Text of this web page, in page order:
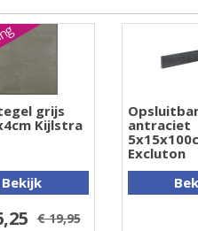
grijs
Kijlstra
Bekijk
€ 19,95
antraciet
Excluton